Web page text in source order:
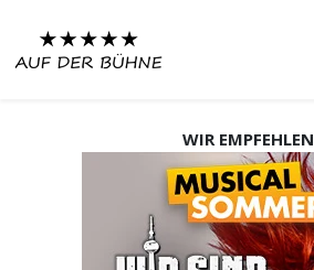
WIR EMPFEHLEN